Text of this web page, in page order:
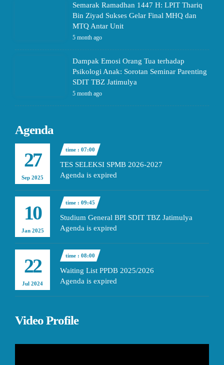
Semarak Ramadhan 1447 H: LPIT Thariq
Bin Ziyad Sukses Gelar Final MHQ dan
MTQ Antar Unit
5 month ago
Dampak Emosi Orang Tua terhadap
Psikologi Anak: Sorotan Seminar Parenting
SDIT TBZ Jatimulya
5 month ago
Agenda
27
Sep 2025
time : 07:00
TES SELEKSI SPMB 2026-2027
Agenda is expired
10
Jan 2025
time : 09:45
Studium General BPI SDIT TBZ Jatimulya
Agenda is expired
22
Jul 2024
time : 08:00
Waiting List PPDB 2025/2026
Agenda is expired
Video Profile